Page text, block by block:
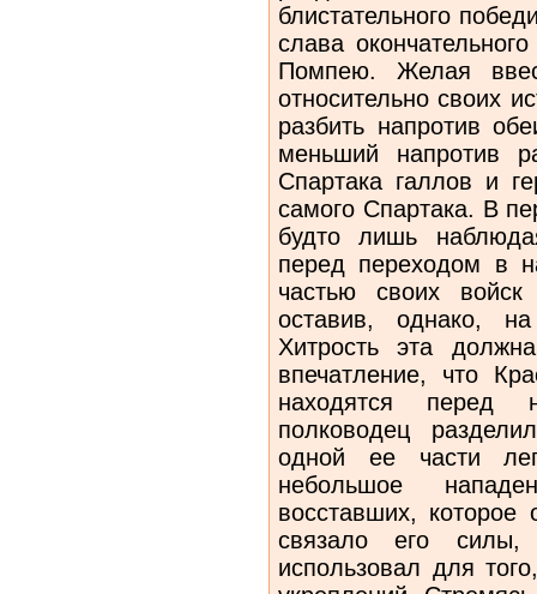
блистательного
слава
Помпею. Желая
относительно своих
разбить напротив
меньший напротив
Спартака галлов и
самого Спартака. В
будто лишь
перед переходом в
частью своих
оставив, однако,
Хитрость эта
впечатление, что
находятся перед
полководец
одной ее части
небольшое
восставших, которое
связало его
использовал для